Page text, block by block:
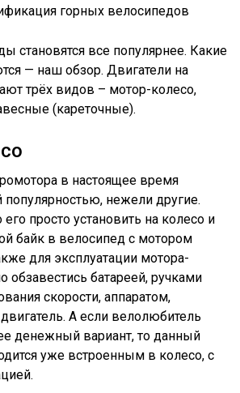
горных велосипедов
становятся все популярнее. Какие
— наш обзор. Двигатели на
трёх видов – мотор-колесо,
(кареточные).
в настоящее время
нежели другие.
просто установить на колесо и
байк в велосипед с мотором
для эксплуатации мотора-
обзавестись батареей, ручками
скорости, аппаратом,
А если велолюбитель
денежный вариант, то данный
уже встроенным в колесо, с